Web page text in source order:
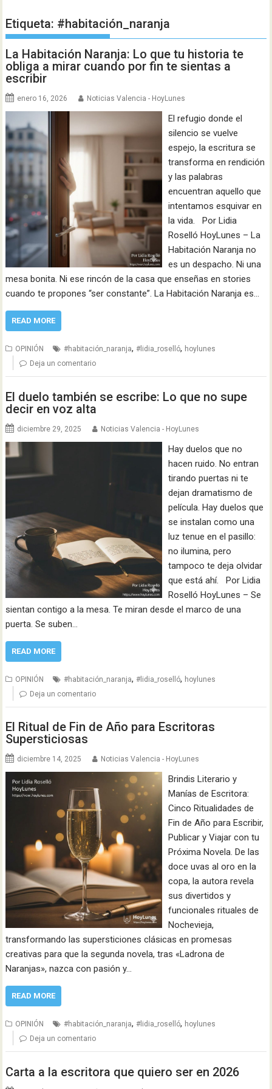
Etiqueta: #habitación_naranja
La Habitación Naranja: Lo que tu historia te
obliga a mirar cuando por fin te sientas a
escribir
enero 16, 2026 Noticias Valencia - HoyLunes
El refugio donde el
silencio se vuelve
espejo, la escritura se
transforma en rendición
y las palabras
encuentran aquello que
intentamos esquivar en
la vida. Por Lidia
Roselló HoyLunes – La
Habitación Naranja no
es un despacho. Ni una
mesa bonita. Ni ese rincón de la casa que enseñas en stories
cuando te propones “ser constante”. La Habitación Naranja es…
READ MORE
OPINIÓN #habitación_naranja,#lidia_roselló, hoylunes
Deja un comentario
El duelo también se escribe: Lo que no supe
decir en voz alta
diciembre 29, 2025 Noticias Valencia - HoyLunes
Hay duelos que no
hacen ruido. No entran
tirando puertas ni te
dejan dramatismo de
película. Hay duelos que
se instalan como una
luz tenue en el pasillo:
no ilumina, pero
tampoco te deja olvidar
que está ahí. Por Lidia
Roselló HoyLunes – Se
sientan contigo a la mesa. Te miran desde el marco de una
puerta. Se suben…
READ MORE
OPINIÓN #habitación_naranja,#lidia_roselló, hoylunes
Deja un comentario
El Ritual de Fin de Año para Escritoras
Supersticiosas
diciembre 14, 2025 Noticias Valencia - HoyLunes
Brindis Literario y
Manías de Escritora:
Cinco Ritualidades de
Fin de Año para Escribir,
Publicar y Viajar con tu
Próxima Novela. De las
doce uvas al oro en la
copa, la autora revela
sus divertidos y
funcionales rituales de
Nochevieja,
transformando las supersticiones clásicas en promesas
creativas para que la segunda novela, tras «Ladrona de
Naranjas», nazca con pasión y…
READ MORE
OPINIÓN #habitación_naranja,#lidia_roselló, hoylunes
Deja un comentario
Carta a la escritora que quiero ser en 2026